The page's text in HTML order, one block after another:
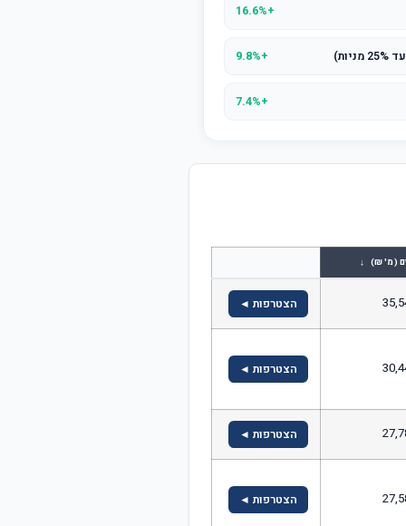
+16.6%
+9.8%
+7.4%
(מ' ₪) ↓
הצטרפות ◄
הצטרפות ◄
הצטרפות ◄
הצטרפות ◄